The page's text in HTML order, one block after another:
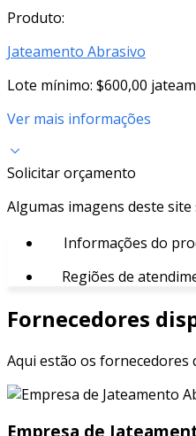
Produto:
Jateamento Abrasivo
Lote mínimo: $600,00
Ver mais informações
Solicitar orçamento
Algumas imagens deste
Informações do
Regiões de
Fornecedores
Aqui estão os fornecedores
Empresa de